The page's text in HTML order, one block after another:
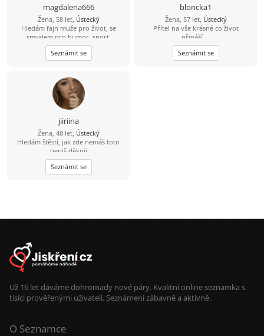
magdalena666
Žena, 58 let, Ústecký
Hledám fajn muže pro život, se
smyslem pro humor, sport,
cestování, s jiskrou v oku :-)
Seznámit se
bloncka1
Žena, 57 let, Ústecký
Přítel na vše krásné co život
přináší....
Seznámit se
jiiriina
Žena, 48 let, Ústecký
Hledám štěstí, jak zde nemáš foto
nepiš děkuji
Seznámit se
Už 16 let dáváme dohromady nové páry. Kvalitní online seznamka s
tisíci prověřenými uživateli. Seznámení zábavně a aktivně.
O Seznamce